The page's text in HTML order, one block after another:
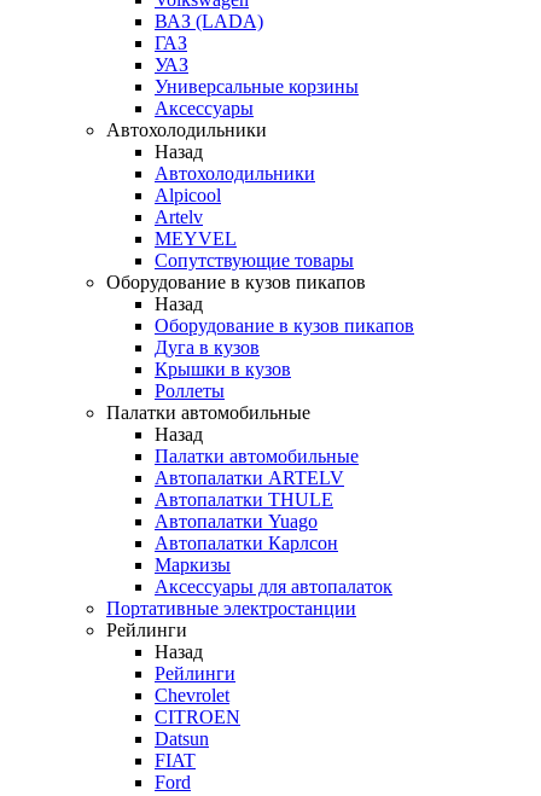
ВАЗ (LADA)
ГАЗ
УАЗ
Универсальные корзины
Аксессуары
Автохолодильники
Назад
Автохолодильники
Alpicool
Artelv
MEYVEL
Сопутствующие товары
Оборудование в кузов пикапов
Назад
Оборудование в кузов пикапов
Дуга в кузов
Крышки в кузов
Роллеты
Палатки автомобильные
Назад
Палатки автомобильные
Автопалатки ARTELV
Автопалатки THULE
Автопалатки Yuago
Автопалатки Карлсон
Маркизы
Аксессуары для автопалаток
Портативные электростанции
Рейлинги
Назад
Рейлинги
Chevrolet
CITROEN
Datsun
FIAT
Ford